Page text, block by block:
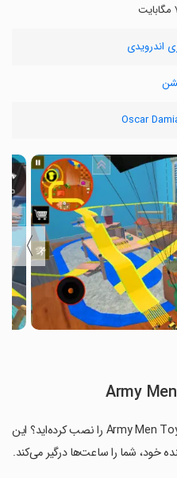
اندرویدی
Oscar
〉
Army
آیا تا کنون بازی Army Men Toy Squad Survival Wa را نصب کرده‌اید؟ این
خود، شما را ساعت‌ها درگیر می‌کند.